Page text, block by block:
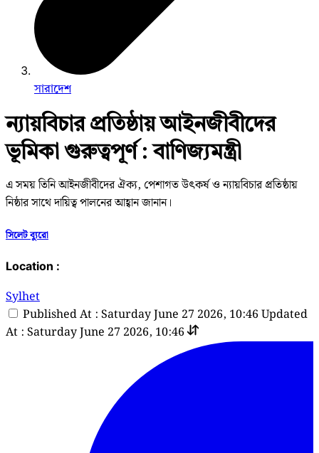
সারাদেশ
ন্যায়বিচার প্রতিষ্ঠায় আইনজীবীদের
ভূমিকা গুরুত্বপূর্ণ : বাণিজ্যমন্ত্রী
এ সময় তিনি আইনজীবীদের ঐক্য, পেশাগত উৎকর্ষ ও ন্যায়বিচার প্রতিষ্ঠায়
নিষ্ঠার সাথে দায়িত্ব পালনের আহ্বান জানান।
সিলেট ব্যুরো
Location :
Sylhet
Published At : Saturday June 27 2026, 10:46 Updated
At : Saturday June 27 2026, 10:46